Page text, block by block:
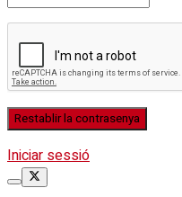
Iniciar sessió